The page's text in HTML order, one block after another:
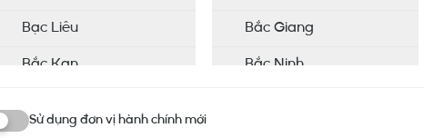
Bạc Liêu Bắc Giang
Bắc Kạn Bắc Ninh
vị hành chính mới
Sử dụng đơn vị hành chính mới